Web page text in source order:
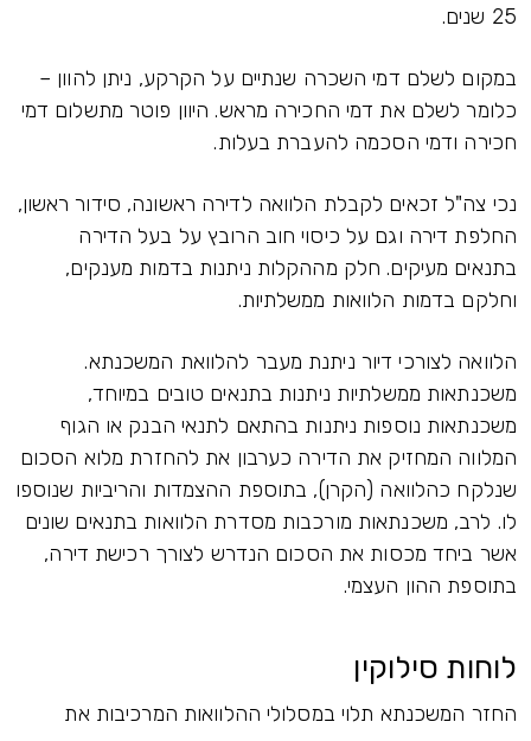
25 שנים.
במקום לשלם דמי השכרה שנתיים על הקרקע, ניתן להוון –
כלומר לשלם את דמי החכירה מראש. היוון פוטר מתשלום דמי
חכירה ודמי הסכמה להעברת בעלות.
נכי צה"ל זכאים לקבלת הלוואה לדירה ראשונה, סידור ראשון,
החלפת דירה וגם על כיסוי חוב הרובץ על בעל הדירה
בתנאים מעיקים. חלק מההקלות ניתנות בדמות מענקים,
וחלקם בדמות הלוואות ממשלתיות.
הלוואה לצורכי דיור ניתנת מעבר להלוואת המשכנתא.
משכנתאות ממשלתיות ניתנות בתנאים טובים במיוחד,
משכנתאות נוספות ניתנות בהתאם לתנאי הבנק או הגוף
המלווה המחזיק את הדירה כערבון את להחזרת מלוא הסכום
שנלקח כהלוואה (הקרן), בתוספת ההצמדות והריביות שנוספו
לו. לרב, משכנתאות מורכבות מסדרת הלוואות בתנאים שונים
אשר ביחד מכסות את הסכום הנדרש לצורך רכישת דירה,
בתוספת ההון העצמי.
לוחות סילוקין
החזר המשכנתא תלוי במסלולי ההלוואות המרכיבות את